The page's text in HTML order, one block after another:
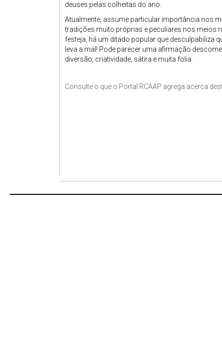
deuses pelas colheitas do ano.
Atualmente, assume particular importância nos
tradições muito próprias e peculiares nos meios
festeja, há um ditado popular que desculpabiliza
leva a mal! Pode parecer uma afirmação
diversão, criatividade, sátira e muita folia.
Consulte o que o Portal RCAAP agrega acerca